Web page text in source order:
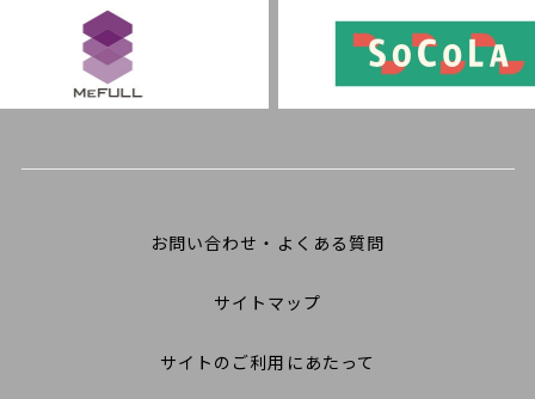
お問い合わせ・よくある質問
サイトマップ
サイトのご利用にあたって